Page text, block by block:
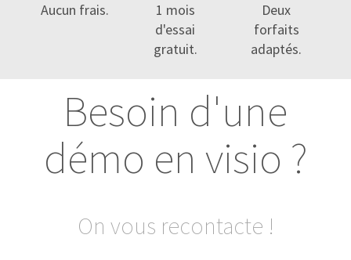
Aucun frais.
1 mois
d'essai
gratuit.
Deux
forfaits
adaptés.
Besoin d'une
démo en visio ?
On vous recontacte !